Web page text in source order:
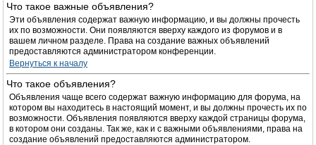
Что такое важные объявления?
Эти объявления содержат важную информацию, и вы должны прочесть
их по возможности. Они появляются вверху каждого из форумов и в
вашем личном разделе. Права на создание важных объявлений
предоставляются администратором конференции.
Вернуться к началу
Что такое объявления?
Объявления чаще всего содержат важную информацию для форума, на
котором вы находитесь в настоящий момент, и вы должны прочесть их по
возможности. Объявления появляются вверху каждой страницы форума,
в котором они созданы. Так же, как и с важными объявлениями, права на
создание объявлений предоставляются администратором.